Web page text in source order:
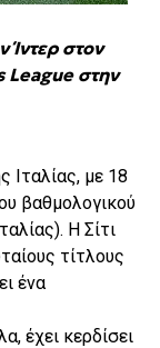
Ίντερ στον
League στην
Ιταλίας, με 18
βαθμολογικού
Η Σίτι
τίτλους
ένα
έχει κερδίσει